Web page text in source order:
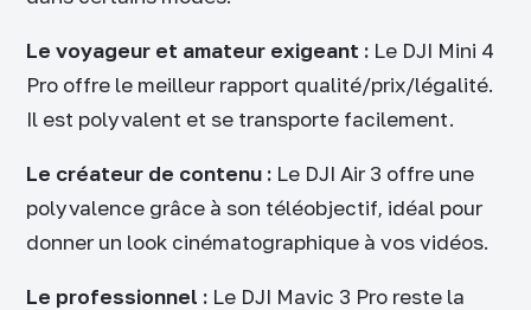
Le voyageur et amateur exigeant : Le DJI Mini 4
Pro offre le meilleur rapport qualité/prix/légalité.
Il est polyvalent et se transporte facilement.
Le créateur de contenu : Le DJI Air 3 offre une
polyvalence grâce à son téléobjectif, idéal pour
donner un look cinématographique à vos vidéos.
Le professionnel : Le DJI Mavic 3 Pro reste la